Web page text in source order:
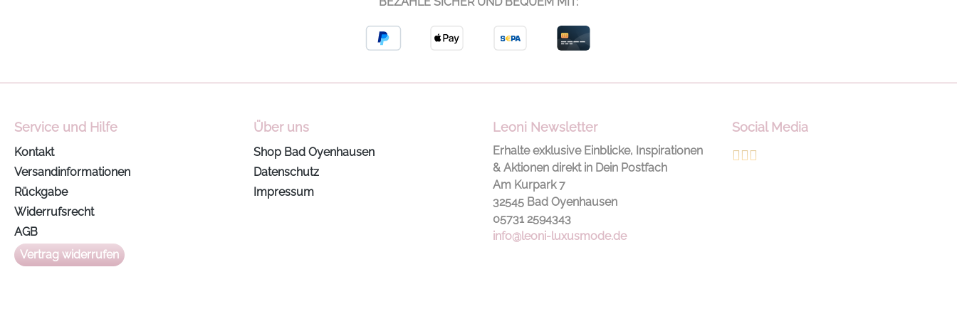
auszubalancieren.
Schnitt/Passform:
Oversized Fit, kurze
Ausschnitt mit
Seitenschlitze,
Service und Hilfe
Kontakt
Versandinformationen
Rückgabe
Widerrufsrecht
AGB
Vertrag widerrufen
Über uns
Shop Bad Oyenhausen
Datenschutz
Impressum
Leoni Newsletter
Erhalte exklusive Einblicke, Inspirationen
& Aktionen direkt in Dein Postfach
Am Kurpark 7
32545 Bad Oyenhausen
05731 2594343
info@leoni-luxusmode.de
Social Media